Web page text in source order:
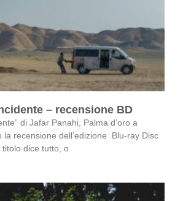
– recensione BD
di Jafar Panahi, Palma d’oro a
la recensione dell’edizione Blu-ray Disc
dice tutto, o